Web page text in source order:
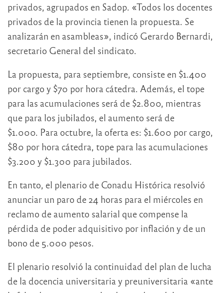
privados, agrupados en Sadop. «Todos los docentes
privados de la provincia tienen la propuesta. Se
analizarán en asambleas», indicó Gerardo Bernardi,
secretario General del sindicato.
La propuesta, para septiembre, consiste en $1.400
por cargo y $70 por hora cátedra. Además, el tope
para las acumulaciones será de $2.800, mientras
que para los jubilados, el aumento será de
$1.000. Para octubre, la oferta es: $1.600 por cargo,
$80 por hora cátedra, tope para las acumulaciones
$3.200 y $1.300 para jubilados.
En tanto, el plenario de Conadu Histórica resolvió
anunciar un paro de 24 horas para el miércoles en
reclamo de aumento salarial que compense la
pérdida de poder adquisitivo por inflación y de un
bono de 5.000 pesos.
El plenario resolvió la continuidad del plan de lucha
de la docencia universitaria y preuniversitaria «ante